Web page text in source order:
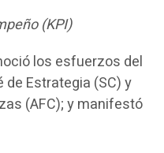
(KPI)
los esfuerzos del
de Estrategia (SC) y
(AFC); y manifestó